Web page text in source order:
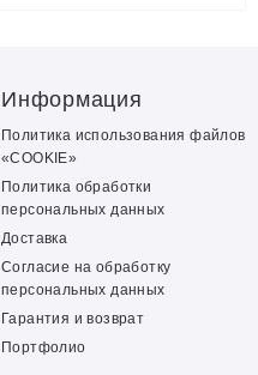
Информация
Политика использования файлов
«COOKIE»
Политика обработки
персональных данных
Доставка
Согласие на обработку
персональных данных
Гарантия и возврат
Портфолио